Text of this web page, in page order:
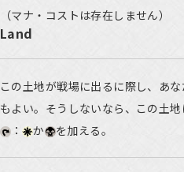
（マナ・コストは存在しません）
Land
この土地が戦場に出るに際し、あ
もよい。そうしないなら、この土地
：
か を加える。